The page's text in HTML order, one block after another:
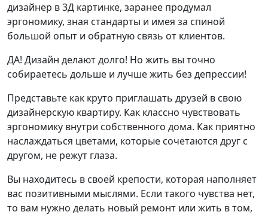
дизайнер в 3Д картинке, заранее продумал
эргономику, зная стандарты и имея за спиной
большой опыт и обратную связь от клиентов.
ДА! Дизайн делают долго! Но жить вы точно
собираетесь дольше и лучше жить без депрессии!
Представьте как круто приглашать друзей в свою
дизайнерскую квартиру. Как классно чувствовать
эргономику внутри собственного дома. Как приятно
наслаждаться цветами, которые сочетаются друг с
другом, не режут глаза.
Вы находитесь в своей крепости, которая наполняет
вас позитивными мыслями. Если такого чувства нет,
то вам нужно делать новый ремонт или жить в том,